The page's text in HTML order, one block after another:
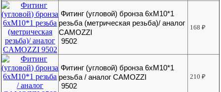
Фитинг (угловой) бронза 6хМ10*1
резьба (метрическая резьба)/ аналог
CAMOZZI
9502
168₽
Фитинг (угловой) бронза 6хМ10*1
резьба / аналог CAMOZZI
9502
210₽